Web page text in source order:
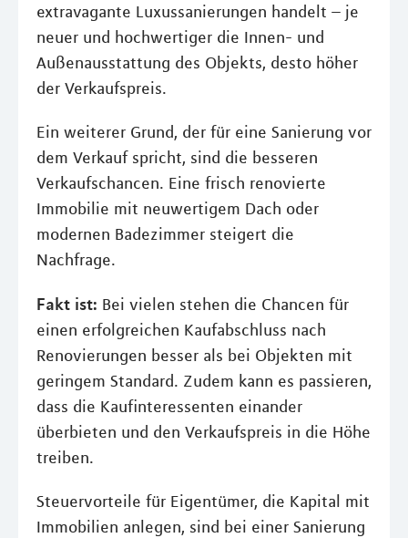
extravagante Luxussanierungen handelt – je
neuer und hochwertiger die Innen- und
Außenausstattung des Objekts, desto höher
der Verkaufspreis.
Ein weiterer Grund, der für eine Sanierung vor
dem Verkauf spricht, sind die besseren
Verkaufschancen. Eine frisch renovierte
Immobilie mit neuwertigem Dach oder
modernen Badezimmer steigert die
Nachfrage.
Fakt ist: Bei vielen stehen die Chancen für
einen erfolgreichen Kaufabschluss nach
Renovierungen besser als bei Objekten mit
geringem Standard. Zudem kann es passieren,
dass die Kaufinteressenten einander
überbieten und den Verkaufspreis in die Höhe
treiben.
Steuervorteile für Eigentümer, die Kapital mit
Immobilien anlegen, sind bei einer Sanierung